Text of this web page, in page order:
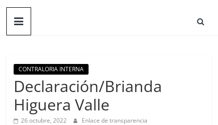
CONTRALORIA INTERNA
Declaración/Brianda
Higuera Valle
26 octubre, 2022 Enlace de transparencia